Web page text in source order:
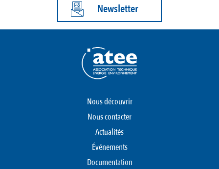
Newsletter
Nous découvrir
Nous contacter
Actualités
Événements
Documentation